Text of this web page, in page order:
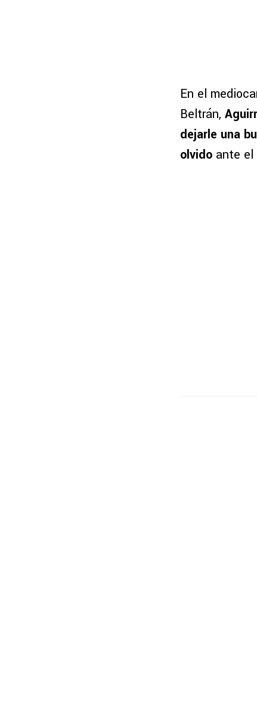
En el
Beltrán,
dejarle una
olvido ante el